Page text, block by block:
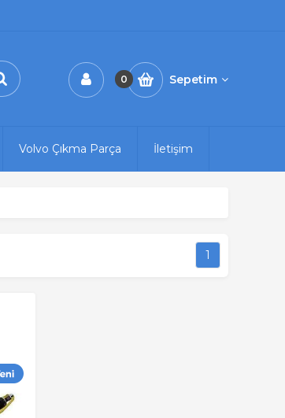
0 Sepetim
Volvo Çıkma Parça İletişim
1